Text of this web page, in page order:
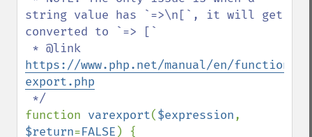
string value has `=>\n[`, it will get
converted to `=> [`
https://www.php.net/manual/en/
export.php
function varexport($expression
$return=FALSE ) {